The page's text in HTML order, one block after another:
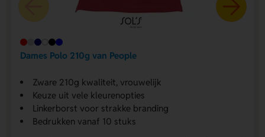
Dames Polo 210g van People
Zware 210g kwaliteit, vrouwelijk
Keuze uit vele kleurenopties
Linkerborst voor strakke branding
Bedrukken vanaf 10 stuks